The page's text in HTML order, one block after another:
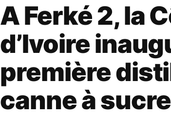
A Ferké 2, la
d’Ivoire
première
canne à sucre